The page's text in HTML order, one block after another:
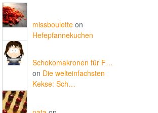
missboulette on
Hefepfannekuchen
Schokomakronen für F…
on Die welteinfachsten
Kekse: Sch…